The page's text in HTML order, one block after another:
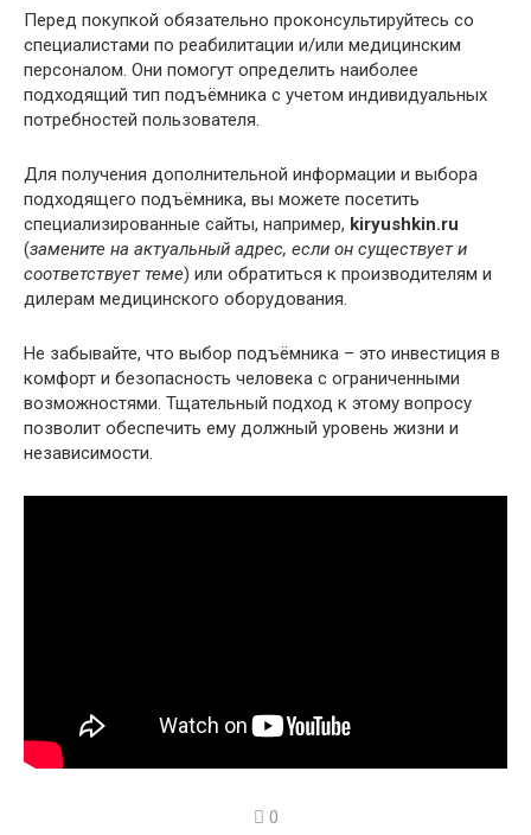
Перед покупкой обязательно проконсультируйтесь со
специалистами по реабилитации и/или медицинским
персоналом. Они помогут определить наиболее
подходящий тип подъёмника с учетом индивидуальных
потребностей пользователя.
Для получения дополнительной информации и выбора
подходящего подъёмника, вы можете посетить
специализированные сайты, например, kiryushkin.ru
(замените на актуальный адрес, если он существует и
соответствует теме) или обратиться к производителям и
дилерам медицинского оборудования.
Не забывайте, что выбор подъёмника – это инвестиция в
комфорт и безопасность человека с ограниченными
возможностями. Тщательный подход к этому вопросу
позволит обеспечить ему должный уровень жизни и
независимости.
0